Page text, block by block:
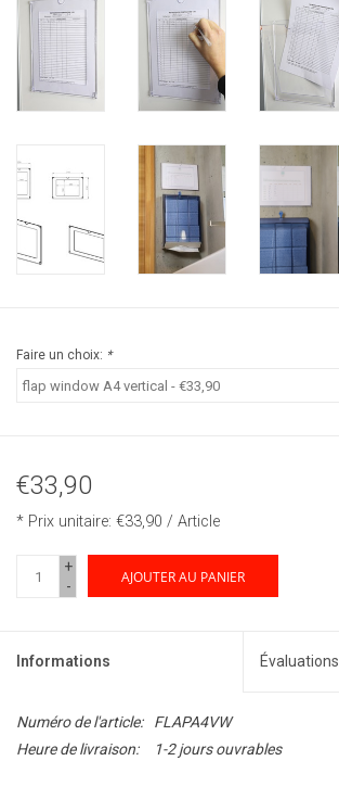
Faire un choix: *
€33,90
* Prix unitaire: €33,90 / Article
+
-
AJOUTER AU PANIER
Informations Évaluations
Numéro de l'article:
FLAPA4VW
Heure de livraison:
1-2 jours ouvrables